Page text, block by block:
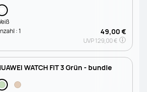
49,00 €
UVP129,00 €
:1
WATCH FIT 3 Grün - bundle